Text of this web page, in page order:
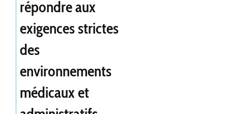
répondre aux
exigences strictes
des
environnements
médicaux et